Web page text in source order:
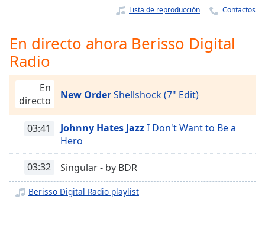
Subtitles
subtitles
settings,
opens
subtitles
settings
dialog
subtitles
off,
selected
Audio
Lista de reproducción Contactos
En directo ahora Berisso Digital
Radio
En
directo
New OrderShellshock (7" Edit)
03:41 Johnny Hates JazzI Don't Want to Be a
Hero
03:32 Singular - by BDR
Berisso Digital Radio playlist